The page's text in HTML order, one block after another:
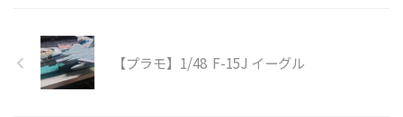
【プラモ】1/48 F-15J イーグル